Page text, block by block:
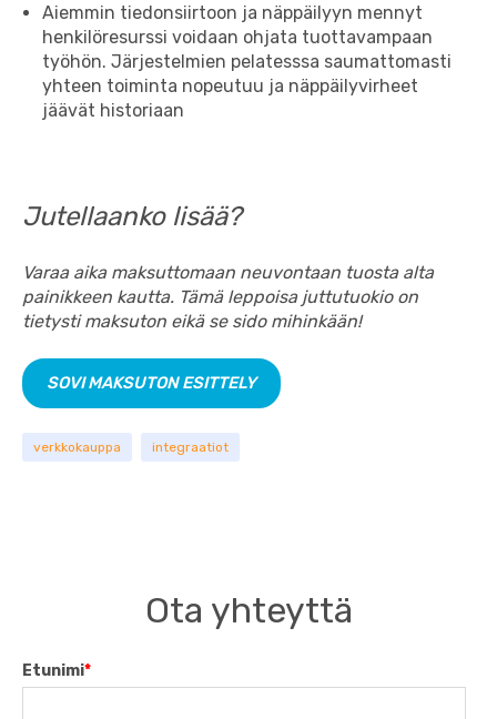
Aiemmin tiedonsiirtoon ja näppäilyyn mennyt
henkilöresurssi voidaan ohjata tuottavampaan
työhön. Järjestelmien pelatesssa saumattomasti
yhteen toiminta nopeutuu ja näppäilyvirheet
jäävät historiaan
Jutellaanko lisää?
Varaa aika maksuttomaan neuvontaan tuosta alta
painikkeen kautta. Tämä leppoisa juttutuokio on
tietysti maksuton eikä se sido mihinkään!
SOVI MAKSUTON ESITTELY
verkkokauppa integraatiot
Ota yhteyttä
Etunimi*